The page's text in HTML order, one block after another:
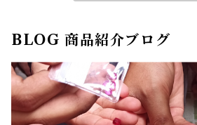
BLOG 商品紹介ブログ